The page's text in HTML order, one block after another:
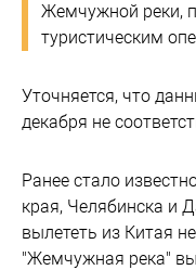
Жемчужной реки,
туристическим
Уточняется, что
декабря не
Ранее стало
края, Челябинска и
вылететь из Китая
"Жемчужная река"